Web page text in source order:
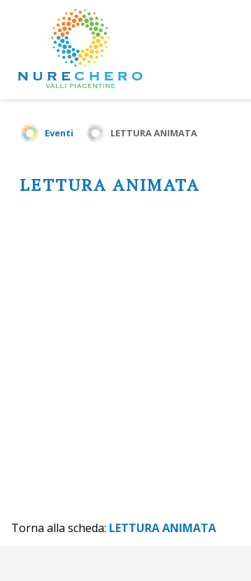
Eventi LETTURA ANIMATA
LETTURA ANIMATA
Torna alla scheda: LETTURA ANIMATA